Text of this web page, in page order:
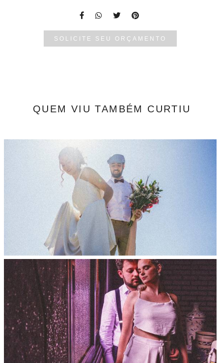
SOLICITE SEU ORÇAMENTO
QUEM VIU TAMBÉM CURTIU